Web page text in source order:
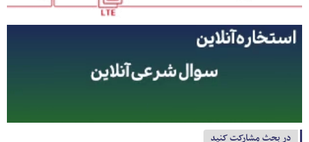
در بحث مشارکت کنید